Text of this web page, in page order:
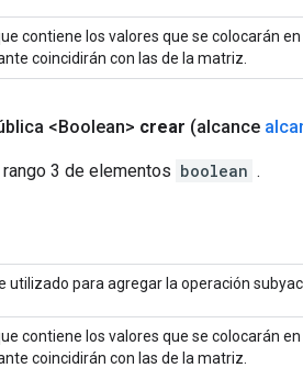
contiene los valores que se colocarán
coincidirán con las de la matriz.
<Boolean> crear (alcance
3 de elementos boolean .
utilizado para agregar la operación
contiene los valores que se colocarán
coincidirán con las de la matriz.